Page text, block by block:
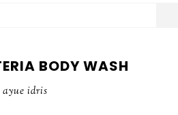
BODY WASH
ayue idris